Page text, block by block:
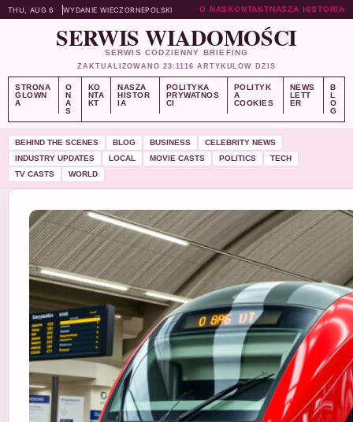
THU, AUG 6 WYDANIE WIECZORNEPOLSKI O NASKONTAKTNASZA HISTORIA
SERWIS WIADOMOŚCI
SERWIS CODZIENNY BRIEFING
ZAKTUALIZOWANO 23:1116 ARTYKULOW DZIS
STRONA
GLOWN
A
O
N
A
S
KO
NTA
KT
NASZA
HISTOR
IA
POLITYKA
PRYWATNOS
CI
POLITYK
A
COOKIES
NEWS
LETT
ER
B
L
O
G
BEHIND THE SCENES BLOG BUSINESS
CELEBRITY NEWS
INDUSTRY UPDATES
LOCAL MOVIE CASTS POLITICS
TECH
TV CASTS
WORLD